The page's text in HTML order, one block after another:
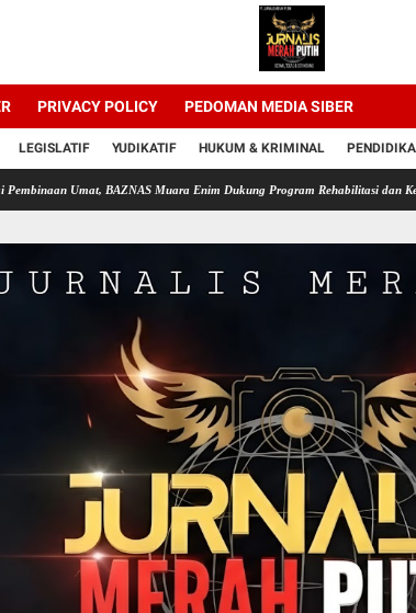
PRIVACY POLICY PEDOMAN MEDIA SIBER
LEGISLATIF YUDIKATIF HUKUM & KRIMINAL
BAZNAS Muara Enim Dukung Program Rehabilitasi dan Kemandirian